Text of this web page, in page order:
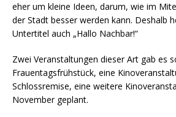
eher um kleine Ideen, darum, wie im
der Stadt besser werden kann. Deshalb
Untertitel auch „Hallo Nachbar!“
Zwei Veranstaltungen dieser Art gab es
Frauentagsfrühstück, eine
Schlossremise, eine weitere
November geplant.